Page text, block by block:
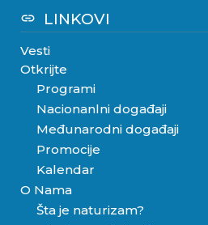
link LINKOVI
Vesti
Otkrijte
Programi
Nacionanlni događaji
Međunarodni događaji
Promocije
Kalendar
O Nama
Šta je naturizam?